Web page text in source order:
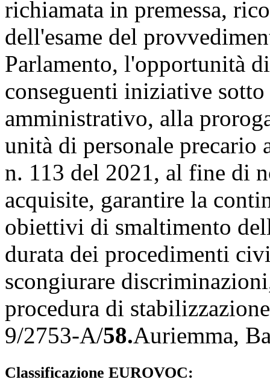
richiamata in premessa,
dell'esame del
Parlamento, l'opportunità
conseguenti iniziative
amministrativo, alla
unità di personale precario
n. 113 del 2021, al fine di
acquisite, garantire la
obiettivi di smaltimento
durata dei procedimenti
scongiurare
procedura di
9/2753-A/58.Auriemma,
Classificazione EUROVOC: